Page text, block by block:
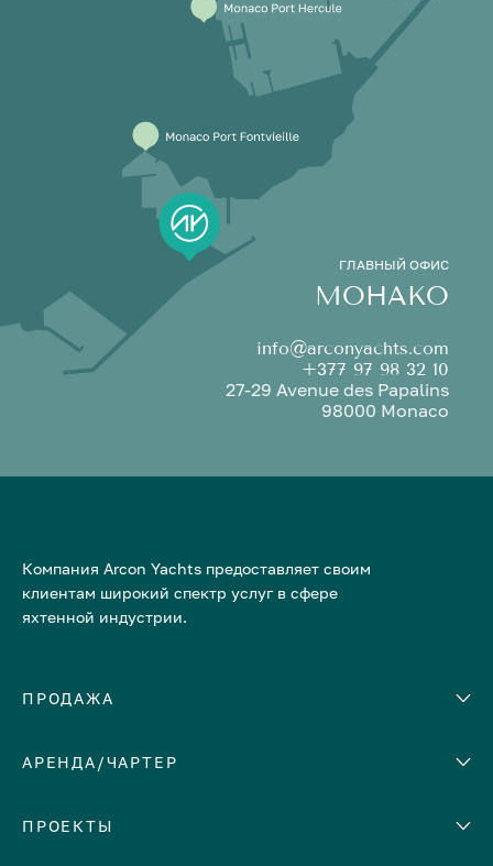
ГЛАВНЫЙ ОФИС
МОНАКО
info@arconyachts.com
+377 97 98 32 10
27-29 Avenue des Papalins
98000 Monaco
Компания Arcon Yachts предоставляет своим
клиентам широкий спектр услуг в сфере
яхтенной индустрии.
ПРОДАЖА
Количество кают
АРЕНДА/ЧАРТЕР
ЕВРОПА
ПРОЕКТЫ